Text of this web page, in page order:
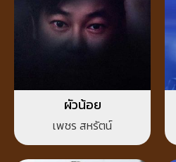
ผัวน้อย
เพชร สหรัตน์